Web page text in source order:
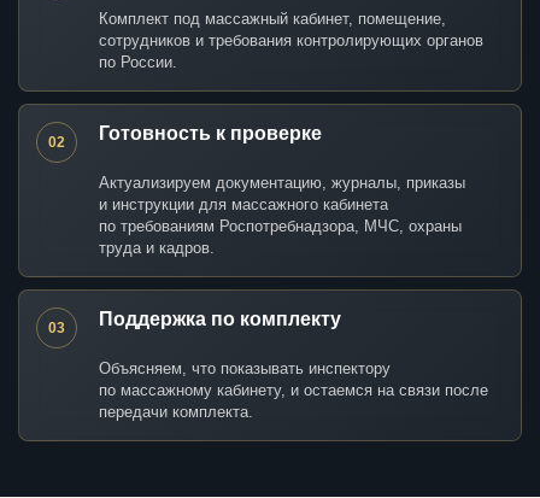
Комплект под массажный кабинет, помещение,
сотрудников и требования контролирующих органов
по России.
02 Готовность к проверке
Актуализируем документацию, журналы, приказы
и инструкции для массажного кабинета
по требованиям Роспотребнадзора, МЧС, охраны
труда и кадров.
03 Поддержка по комплекту
Объясняем, что показывать инспектору
по массажному кабинету, и остаемся на связи после
передачи комплекта.